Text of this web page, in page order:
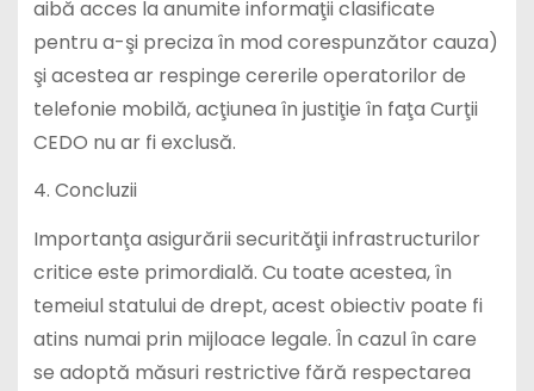
aibă acces la anumite informaţii clasificate
pentru a-şi preciza în mod corespunzător cauza)
şi acestea ar respinge cererile operatorilor de
telefonie mobilă, acţiunea în justiţie în faţa Curţii
CEDO nu ar fi exclusă.
4. Concluzii
Importanţa asigurării securităţii infrastructurilor
critice este primordială. Cu toate acestea, în
temeiul statului de drept, acest obiectiv poate fi
atins numai prin mijloace legale. În cazul în care
se adoptă măsuri restrictive fără respectarea